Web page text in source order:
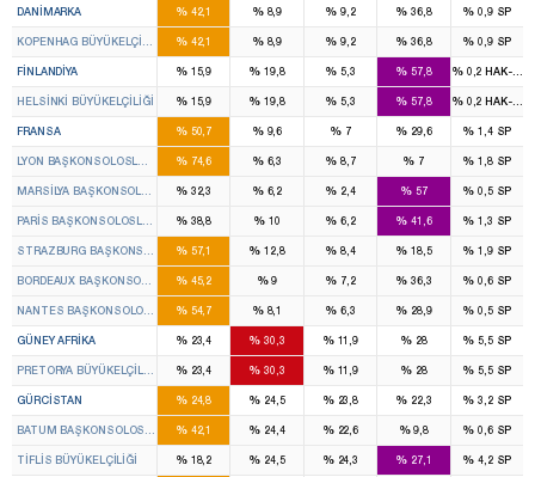
DANIMARKA %42,1 %8,9 % 9,2 % 36,8 % 0,9 SP
KOPENHAG BÜYÜKELÇILIĞI %42,1 %8,9 % 9,2 % 36,8 % 0,9 SP
FINLANDIYA %15,9 % 19,8 % 5,3 % 57,8 %0,2 HAK-PAR
HELSINKI BÜYÜKELÇILIĞI %15,9 % 19,8 % 5,3 % 57,8 %0,2 HAK-PAR
FRANSA %50,7 %9,6 %7 % 29,6 % 1,4 SP
LYON BAŞKONSOLOSLUĞU %74,6 %6,3 % 8,7 % 7 % 1,8 SP
MARSILYA BAŞKONSOLOSLUĞU
%32,3 %6,2 % 2,4 %57 % 0,5 SP
PARIS BAŞKONSOLOSLUĞU %38,8 % 10 % 6,2 % 41,6 % 1,3 SP
STRAZBURG BAŞKONSOLOSLUĞU
%57,1 % 12,8 % 8,4 % 18,5 % 1,9 SP
BORDEAUX BAŞKONSOLOSLUĞU
%45,2 %9 % 7,2 % 36,3 % 0,6 SP
NANTES BAŞKONSOLOSLUĞU%54,7 %8,1 % 6,3 % 28,9 % 0,5 SP
GÜNEY AFRIKA %23,4 % 30,3 %11,9 %28 % 5,5 SP
PRETORYA BÜYÜKELÇILIĞI %23,4 % 30,3 %11,9 %28 % 5,5 SP
GÜRCISTAN %24,8 % 24,5 %23,8 % 22,3 % 3,2 SP
BATUM BAŞKONSOLOSLUĞU %42,1 % 24,4 %22,6 %9,8 % 0,6 SP
TIFLIS BÜYÜKELÇILIĞI %18,2 % 24,5 %24,3 % 27,1 % 4,2 SP